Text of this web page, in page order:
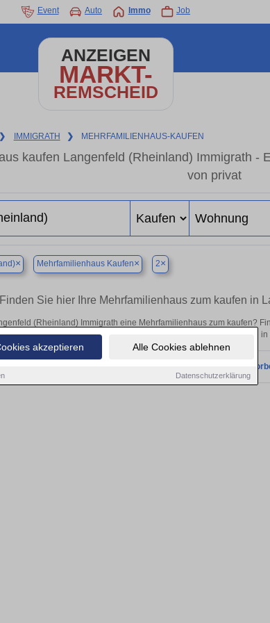
akzeptieren Alle Cookies ablehnen
Datenschutzerklärung
Event Auto Immo Job
ANZEIGEN
MARKT-
REMSCHEID
❯ IMMIGRATH ❯ MEHRFAMILIENHAUS-KAUFEN
kaufen Langenfeld (Rheinland) Immigrath -
von privat
× Mehrfamilienhaus Kaufen× 2×
Finden Sie hier Ihre Mehrfamilienhaus zum kaufen in
(Rheinland) Immigrath eine Mehrfamilienhaus zum kaufen?
Kapitalanlage oder zur Vermietung – hier finden Sie Ihre Immobilie
keine passenden Objekte finden. Schauen Sie bald wieder